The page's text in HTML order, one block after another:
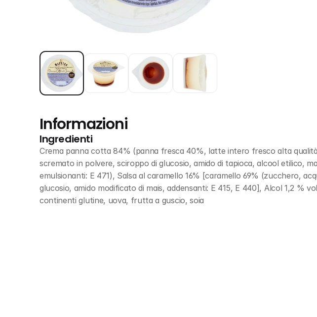
Informazioni
Ingredienti
Crema panna cotta 84% (panna fresca 40%, latte intero fresco alta
scremato in polvere, sciroppo di glucosio, amido di tapioca, alcool etilico,
emulsionanti: E 471), Salsa al caramello 16% [caramello 69% (zucchero,
glucosio, amido modificato di mais, addensanti: E 415, E 440], Alcol 1,2 %
continenti glutine, uova, frutta a guscio, soia